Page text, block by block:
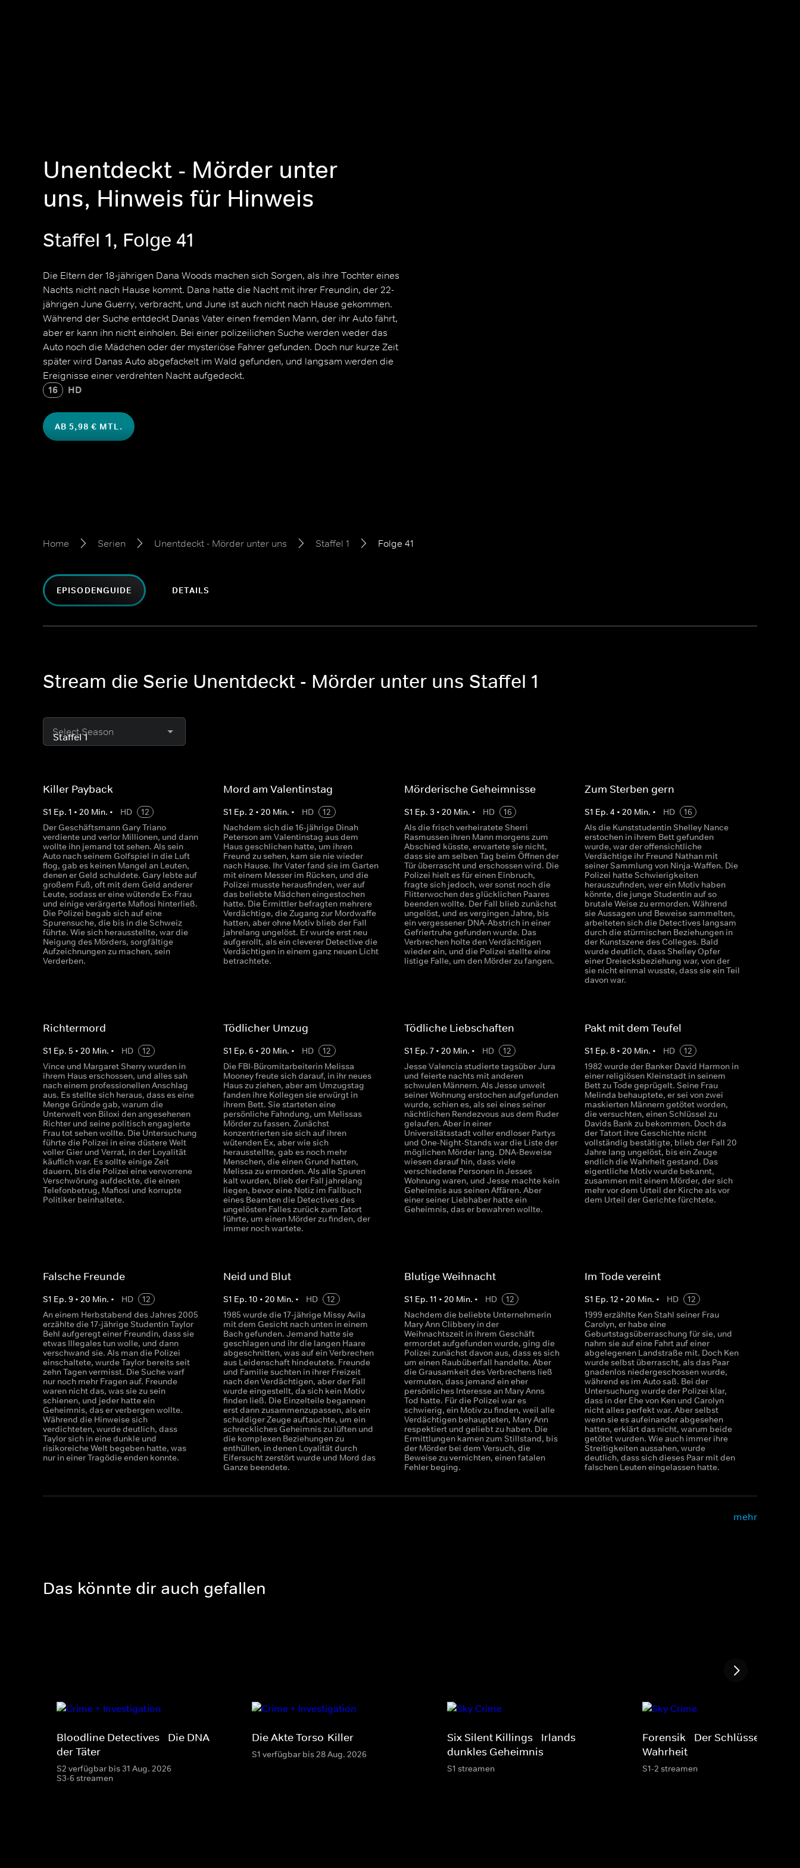
Unentdeckt - Mörder unter
uns, Hinweis für Hinweis
Staffel 1, Folge 41
Die Eltern der 18-jährigen Dana Woods machen sich Sorgen, als ihre Tochter eines
Nachts nicht nach Hause kommt. Dana hatte die Nacht mit ihrer Freundin, der 22-
jährigen June Guerry, verbracht, und June ist auch nicht nach Hause gekommen.
Während der Suche entdeckt Danas Vater einen fremden Mann, der ihr Auto fährt,
aber er kann ihn nicht einholen. Bei einer polizeilichen Suche werden weder das
Auto noch die Mädchen oder der mysteriöse Fahrer gefunden. Doch nur kurze Zeit
später wird Danas Auto abgefackelt im Wald gefunden, und langsam werden die
Ereignisse einer verdrehten Nacht aufgedeckt.
16 HD
AB 5,98 € MTL.
Home Serien Unentdeckt - Mörder unter uns Staffel 1 Folge 41
EPISODENGUIDE DETAILS
Stream die Serie Unentdeckt - Mörder unter uns Staffel 1
Select Season
Killer Payback
S1 Ep. 1 • 20 Min. • HD
12
Der Geschäftsmann Gary Triano
verdiente und verlor Millionen, und dann
wollte ihn jemand tot sehen. Als sein
Auto nach seinem Golfspiel in die Luft
flog, gab es keinen Mangel an Leuten,
denen er Geld schuldete. Gary lebte auf
großem Fuß, oft mit dem Geld anderer
Leute, sodass er eine wütende Ex-Frau
und einige verärgerte Mafiosi hinterließ.
Die Polizei begab sich auf eine
Spurensuche, die bis in die Schweiz
führte. Wie sich herausstellte, war die
Neigung des Mörders, sorgfältige
Aufzeichnungen zu machen, sein
Verderben.
Mord am Valentinstag
S1 Ep.2 •20 Min. • HD
12
Nachdem sich die 16-jährige Dinah
Peterson am Valentinstag aus dem
Haus geschlichen hatte, um ihren
Freund zu sehen, kam sie nie wieder
nach Hause. Ihr Vater fand sie im Garten
mit einem Messer im Rücken, und die
Polizei musste herausfinden, wer auf
das beliebte Mädchen eingestochen
hatte. Die Ermittler befragten mehrere
Verdächtige, die Zugang zur Mordwaffe
hatten, aber ohne Motiv blieb der Fall
jahrelang ungelöst. Er wurde erst neu
aufgerollt, als ein cleverer Detective die
Verdächtigen in einem ganz neuen Licht
betrachtete.
Mörderische Geheimnisse
S1 Ep. 3 • 20 Min. • HD
16
Als die frisch verheiratete Sherri
Rasmussen ihren Mann morgens zum
Abschied küsste, erwartete sie nicht,
dass sie am selben Tag beim Öffnen der
Tür überrascht und erschossen wird. Die
Polizei hielt es für einen Einbruch,
fragte sich jedoch, wer sonst noch die
Flitterwochen des glücklichen Paares
beenden wollte. Der Fall blieb zunächst
ungelöst, und es vergingen Jahre, bis
ein vergessener DNA-Abstrich in einer
Gefriertruhe gefunden wurde. Das
Verbrechen holte den Verdächtigen
wieder ein, und die Polizei stellte eine
listige Falle, um den Mörder zu fangen.
Zum Sterben gern
S1 Ep. 4 • 20 Min. • HD
16
Als die Kunststudentin Shelley Nance
erstochen in ihrem Bett gefunden
wurde, war der offensichtliche
Verdächtige ihr Freund Nathan mit
seiner Sammlung von Ninja-Waffen. Die
Polizei hatte Schwierigkeiten
herauszufinden, wer ein Motiv haben
könnte, die junge Studentin auf so
brutale Weise zu ermorden. Während
sie Aussagen und Beweise sammelten,
arbeiteten sich die Detectives langsam
durch die stürmischen Beziehungen in
der Kunstszene des Colleges. Bald
wurde deutlich, dass Shelley Opfer
einer Dreiecksbeziehung war, von der
sie nicht einmal wusste, dass sie ein Teil
davon war.
Richtermord
S1 Ep. 5 • 20 Min. • HD
12
Vince und Margaret Sherry wurden in
ihrem Haus erschossen, und alles sah
nach einem professionellen Anschlag
aus. Es stellte sich heraus, dass es eine
Menge Gründe gab, warum die
Unterwelt von Biloxi den angesehenen
Richter und seine politisch engagierte
Frau tot sehen wollte. Die Untersuchung
führte die Polizei in eine düstere Welt
voller Gier und Verrat, in der Loyalität
käuflich war. Es sollte einige Zeit
dauern, bis die Polizei eine verworrene
Verschwörung aufdeckte, die einen
Telefonbetrug, Mafiosi und korrupte
Politiker beinhaltete.
Tödlicher Umzug
S1 Ep.6 •20 Min. • HD
12
Die FBI-Büromitarbeiterin Melissa
Mooney freute sich darauf, in ihr neues
Haus zu ziehen, aber am Umzugstag
fanden ihre Kollegen sie erwürgt in
ihrem Bett. Sie starteten eine
persönliche Fahndung, um Melissas
Mörder zu fassen. Zunächst
konzentrierten sie sich auf ihren
wütenden Ex, aber wie sich
herausstellte, gab es noch mehr
Menschen, die einen Grund hatten,
Melissa zu ermorden. Als alle Spuren
kalt wurden, blieb der Fall jahrelang
liegen, bevor eine Notiz im Fallbuch
eines Beamten die Detectives des
ungelösten Falles zurück zum Tatort
führte, um einen Mörder zu finden, der
immer noch wartete.
Tödliche Liebschaften
S1 Ep. 7• 20 Min. • HD
12
Jesse Valencia studierte tagsüber Jura
und feierte nachts mit anderen
schwulen Männern. Als Jesse unweit
seiner Wohnung erstochen aufgefunden
wurde, schien es, als sei eines seiner
nächtlichen Rendezvous aus dem Ruder
gelaufen. Aber in einer
Universitätsstadt voller endloser Partys
und One-Night-Stands war die Liste der
möglichen Mörder lang. DNA-Beweise
wiesen darauf hin, dass viele
verschiedene Personen in Jesses
Wohnung waren, und Jesse machte kein
Geheimnis aus seinen Affären. Aber
einer seiner Liebhaber hatte ein
Geheimnis, das er bewahren wollte.
Pakt mit dem Teufel
S1 Ep. 8• 20 Min. • HD
12
1982 wurde der Banker David Harmon in
einer religiösen Kleinstadt in seinem
Bett zu Tode geprügelt. Seine Frau
Melinda behauptete, er sei von zwei
maskierten Männern getötet worden,
die versuchten, einen Schlüssel zu
Davids Bank zu bekommen. Doch da
der Tatort ihre Geschichte nicht
vollständig bestätigte, blieb der Fall 20
Jahre lang ungelöst, bis ein Zeuge
endlich die Wahrheit gestand. Das
eigentliche Motiv wurde bekannt,
zusammen mit einem Mörder, der sich
mehr vor dem Urteil der Kirche als vor
dem Urteil der Gerichte fürchtete.
Falsche Freunde
S1 Ep. 9 • 20 Min. • HD
12
An einem Herbstabend des Jahres 2005
erzählte die 17-jährige Studentin Taylor
Behl aufgeregt einer Freundin, dass sie
etwas Illegales tun wolle, und dann
verschwand sie. Als man die Polizei
einschaltete, wurde Taylor bereits seit
zehn Tagen vermisst. Die Suche warf
nur noch mehr Fragen auf. Freunde
waren nicht das, was sie zu sein
schienen, und jeder hatte ein
Geheimnis, das er verbergen wollte.
Während die Hinweise sich
verdichteten, wurde deutlich, dass
Taylor sich in eine dunkle und
risikoreiche Welt begeben hatte, was
nur in einer Tragödie enden konnte.
Neid und Blut
S1 Ep.10 •20 Min. • HD
12
1985 wurde die 17-jährige Missy Avila
mit dem Gesicht nach unten in einem
Bach gefunden. Jemand hatte sie
geschlagen und ihr die langen Haare
abgeschnitten, was auf ein Verbrechen
aus Leidenschaft hindeutete. Freunde
und Familie suchten in ihrer Freizeit
nach den Verdächtigen, aber der Fall
wurde eingestellt, da sich kein Motiv
finden ließ. Die Einzelteile begannen
erst dann zusammenzupassen, als ein
schuldiger Zeuge auftauchte, um ein
schreckliches Geheimnis zu lüften und
die komplexen Beziehungen zu
enthüllen, in denen Loyalität durch
Eifersucht zerstört wurde und Mord das
Ganze beendete.
Blutige Weihnacht
S1 Ep. 11 • 20 Min. • HD
12
Nachdem die beliebte Unternehmerin
Mary Ann Clibbery in der
Weihnachtszeit in ihrem Geschäft
ermordet aufgefunden wurde, ging die
Polizei zunächst davon aus, dass es sich
um einen Raubüberfall handelte. Aber
die Grausamkeit des Verbrechens ließ
vermuten, dass jemand ein eher
persönliches Interesse an Mary Anns
Tod hatte. Für die Polizei war es
schwierig, ein Motiv zu finden, weil alle
Verdächtigen behaupteten, Mary Ann
respektiert und geliebt zu haben. Die
Ermittlungen kamen zum Stillstand, bis
der Mörder bei dem Versuch, die
Beweise zu vernichten, einen fatalen
Fehler beging.
Im Tode vereint
S1 Ep. 12 • 20 Min. • HD
12
1999 erzählte Ken Stahl seiner Frau
Carolyn, er habe eine
Geburtstagsüberraschung für sie, und
nahm sie auf eine Fahrt auf einer
abgelegenen Landstraße mit. Doch Ken
wurde selbst überrascht, als das Paar
gnadenlos niedergeschossen wurde,
während es im Auto saß. Bei der
Untersuchung wurde der Polizei klar,
dass in der Ehe von Ken und Carolyn
nicht alles perfekt war. Aber selbst
wenn sie es aufeinander abgesehen
hatten, erklärt das nicht, warum beide
getötet wurden. Wie auch immer ihre
Streitigkeiten aussahen, wurde
deutlich, dass sich dieses Paar mit den
falschen Leuten eingelassen hatte.
mehr
Das könnte dir auch gefallen
Bloodline Detectives - Die DNA
der Täter
S2 verfügbar bis 31 Aug. 2026
S3-6 streamen
Die Akte Torso-Killer
S1 verfügbar bis 28 Aug. 2026
Six Silent Killings - Irlands
dunkles Geheimnis
S1 streamen
Forensik - Der Schlüssel zur
Wahrheit
S1-2 streamen